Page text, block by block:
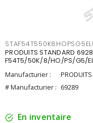
PRODUITS STANDARD
F54T5/50K/8/HO/PS/G5/
Manufacturier :
# Manufacturier : 69289
En inventaire